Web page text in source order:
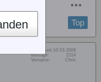
Top
Dabei seit: 10.03.2009
Beiträge:
1514
Vorname:
Chris